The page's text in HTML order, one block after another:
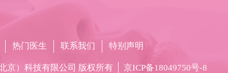
热门医生 联系我们 特别声明
京）科技有限公司 版权所有 京ICP备18049750号-8